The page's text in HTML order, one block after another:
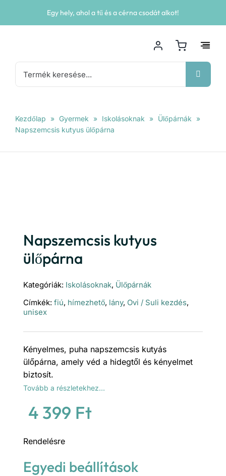
Egy hely, ahol a tű és a cérna csodát alkot!
Keresés...
Kezdőlap » Gyermek » Iskolásoknak » Ülőpárnák
»
Napszemcsis kutyus ülőpárna
Napszemcsis kutyus
ülőpárna
Kategóriák: Iskolásoknak, Ülőpárnák
Címkék: fiú, hímezhető, lány, Ovi / Suli kezdés,
unisex
Kényelmes, puha napszemcsis kutyás
ülőpárna, amely véd a hidegtől és kényelmet
biztosít.
Tovább a részletekhez…
4 399 Ft
Rendelésre
Egyedi beállítások